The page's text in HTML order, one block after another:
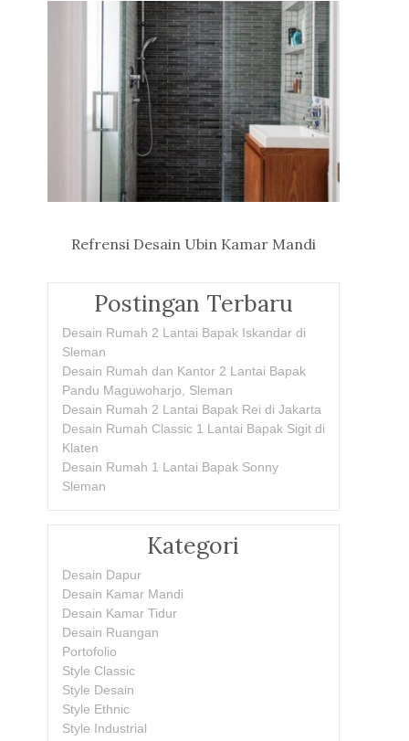
Refrensi Desain Ubin Kamar Mandi
Postingan Terbaru
Desain Rumah 2 Lantai Bapak Iskandar di
Sleman
Desain Rumah dan Kantor 2 Lantai Bapak
Pandu Maguwoharjo, Sleman
Desain Rumah 2 Lantai Bapak Rei di Jakarta
Desain Rumah Classic 1 Lantai Bapak Sigit di
Klaten
Desain Rumah 1 Lantai Bapak Sonny
Sleman
Kategori
Desain Dapur
Desain Kamar Mandi
Desain Kamar Tidur
Desain Ruangan
Portofolio
Style Classic
Style Desain
Style Ethnic
Style Industrial